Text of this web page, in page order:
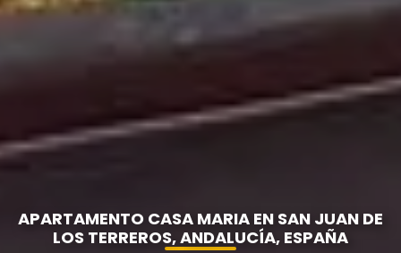
APARTAMENTO CASA MARIA EN SAN JUAN DE
LOS TERREROS, ANDALUCÍA, ESPAÑA